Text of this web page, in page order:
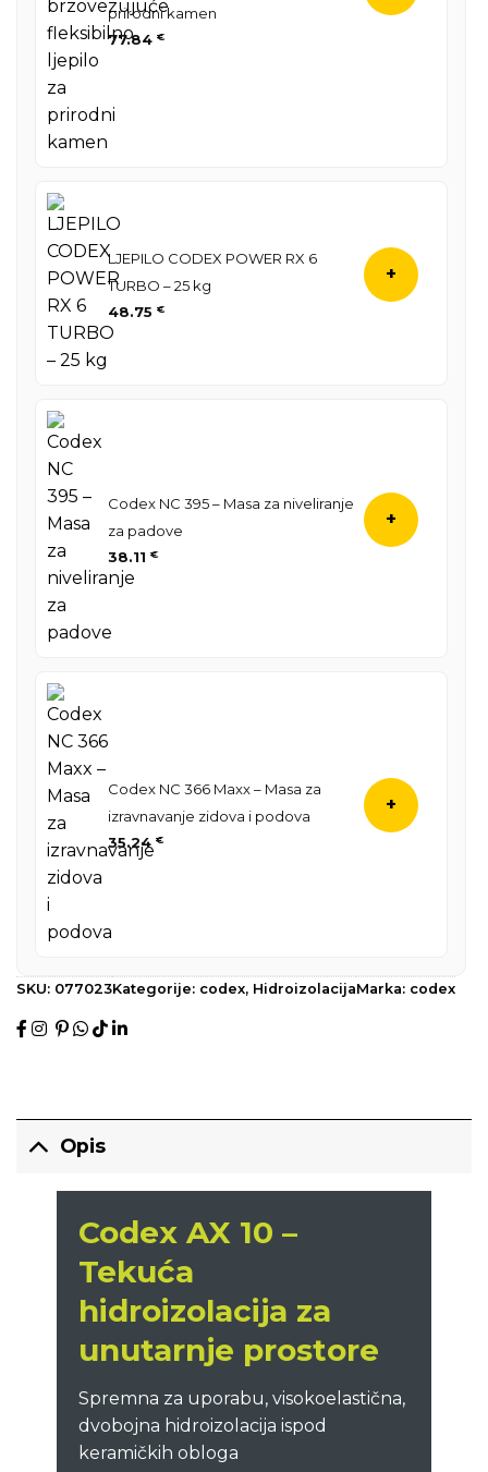
prirodni kamen
77.84 €
LJEPILO CODEX POWER RX 6
TURBO – 25 kg
48.75 €
+
Codex NC 395 – Masa za niveliranje
za padove
38.11 €
+
Codex NC 366 Maxx – Masa za
izravnavanje zidova i podova
35.24 €
+
SKU: 077023Kategorije: codex, HidroizolacijaMarka: codex
Opis
Codex AX 10 –
Tekuća
hidroizolacija za
unutarnje prostore
Spremna za uporabu, visokoelastična,
dvobojna hidroizolacija ispod
keramičkih obloga